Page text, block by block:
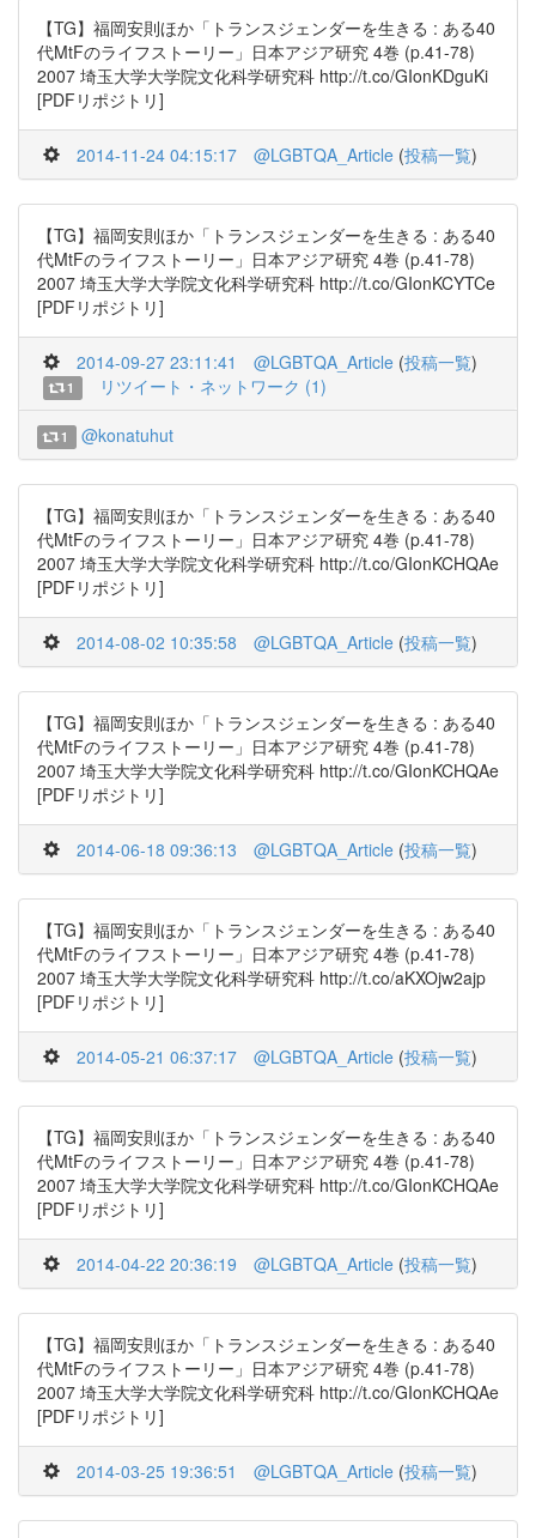
【TG】福岡安則ほか「トランスジェンダーを生きる : ある40
代MtFのライフストーリー」日本アジア研究 4巻 (p.41-78)
2007 埼玉大学大学院文化科学研究科 http://t.co/GIonKDguKi
[PDFリポジトリ]
2014-11-24 04:15:17 @LGBTQA_Article (投稿一覧)
【TG】福岡安則ほか「トランスジェンダーを生きる : ある40
代MtFのライフストーリー」日本アジア研究 4巻 (p.41-78)
2007 埼玉大学大学院文化科学研究科 http://t.co/GIonKCYTCe
[PDFリポジトリ]
2014-09-27 23:11:41 @LGBTQA_Article (投稿一覧)
1 リツイート・ネットワーク (1)
1 @konatuhut
【TG】福岡安則ほか「トランスジェンダーを生きる : ある40
代MtFのライフストーリー」日本アジア研究 4巻 (p.41-78)
2007 埼玉大学大学院文化科学研究科 http://t.co/GIonKCHQAe
[PDFリポジトリ]
2014-08-02 10:35:58 @LGBTQA_Article (投稿一覧)
【TG】福岡安則ほか「トランスジェンダーを生きる : ある40
代MtFのライフストーリー」日本アジア研究 4巻 (p.41-78)
2007 埼玉大学大学院文化科学研究科 http://t.co/GIonKCHQAe
[PDFリポジトリ]
2014-06-18 09:36:13 @LGBTQA_Article (投稿一覧)
【TG】福岡安則ほか「トランスジェンダーを生きる : ある40
代MtFのライフストーリー」日本アジア研究 4巻 (p.41-78)
2007 埼玉大学大学院文化科学研究科 http://t.co/aKXOjw2ajp
[PDFリポジトリ]
2014-05-21 06:37:17 @LGBTQA_Article (投稿一覧)
【TG】福岡安則ほか「トランスジェンダーを生きる : ある40
代MtFのライフストーリー」日本アジア研究 4巻 (p.41-78)
2007 埼玉大学大学院文化科学研究科 http://t.co/GIonKCHQAe
[PDFリポジトリ]
2014-04-22 20:36:19 @LGBTQA_Article (投稿一覧)
【TG】福岡安則ほか「トランスジェンダーを生きる : ある40
代MtFのライフストーリー」日本アジア研究 4巻 (p.41-78)
2007 埼玉大学大学院文化科学研究科 http://t.co/GIonKCHQAe
[PDFリポジトリ]
2014-03-25 19:36:51 @LGBTQA_Article (投稿一覧)